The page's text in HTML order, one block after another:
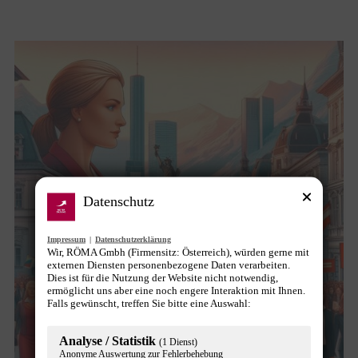
Datenschutz
Impressum | Datenschutzerklärung
Wir, RÖMA Gmbh (Firmensitz: Österreich), würden gerne mit
externen Diensten personenbezogene Daten verarbeiten.
Dies ist für die Nutzung der Website nicht notwendig,
ermöglicht uns aber eine noch engere Interaktion mit Ihnen.
Falls gewünscht, treffen Sie bitte eine Auswahl:
Analyse / Statistik (1 Dienst)
Anonyme Auswertung zur Fehlerbehebung